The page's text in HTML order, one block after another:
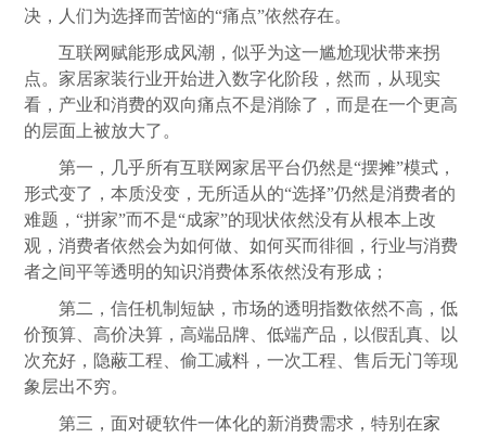
决，人们为选择而苦恼的“痛点”依然存在。
互联网赋能形成风潮，似乎为这一尴尬现状带来拐
点。家居家装行业开始进入数字化阶段，然而，从现实
看，产业和消费的双向痛点不是消除了，而是在一个更高
的层面上被放大了。
第一，几乎所有互联网家居平台仍然是“摆摊”模式，
形式变了，本质没变，无所适从的“选择”仍然是消费者的
难题，“拼家”而不是“成家”的现状依然没有从根本上改
观，消费者依然会为如何做、如何买而徘徊，行业与消费
者之间平等透明的知识消费体系依然没有形成；
第二，信任机制短缺，市场的透明指数依然不高，低
价预算、高价决算，高端品牌、低端产品，以假乱真、以
次充好，隐蔽工程、偷工减料，一次工程、售后无门等现
象层出不穷。
第三，面对硬软件一体化的新消费需求，特别在家